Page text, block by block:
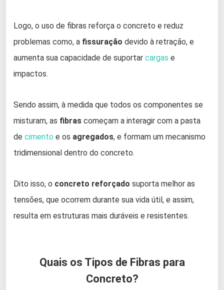
Logo, o uso de fibras reforça o concreto e reduz
problemas como, a fissuração devido à retração, e
aumenta sua capacidade de suportar cargas e
impactos.
Sendo assim, à medida que todos os componentes se
misturam, as fibras começam a interagir com a pasta
de cimento e os agregados, e formam um mecanismo
tridimensional dentro do concreto.
Dito isso, o concreto reforçado suporta melhor as
tensões, que ocorrem durante sua vida útil, e assim,
resulta em estruturas mais duráveis e resistentes.
Quais os Tipos de Fibras para
Concreto?